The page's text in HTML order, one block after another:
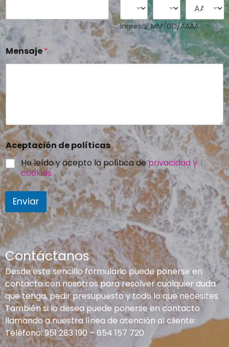
Ingresar MM/DD/AAAA
Mensaje*
Aceptación de políticas
He leído y acepto la política deprivacidad y
cookies
Enviar
Contáctanos
Desde este sencillo formulario puede ponerse en
contacto con nosotros para resolver cualquier duda
que tenga, pedir presupuesto y todo lo que necesites.
También si lo desea puede ponerse en contacto
llamando a nuestra línea de atención al cliente:
Teléfono:951 283 190–654 157 720